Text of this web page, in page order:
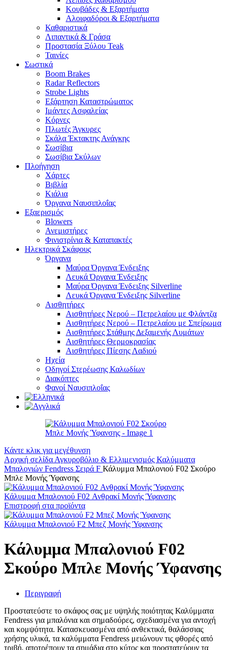
Κουβάδες & Εξαρτήματα
Αλοιφαδόροι & Εξαρτήματα
Καθαριστικά
Λιπαντικά & Γράσα
Προστασία Ξύλου Teak
Ταινίες
Σωστικά
Boom Brakes
Radar Reflectors
Strobe Lights
Εξάρτηση Καταστρώματος
Ιμάντες Ασφαλείας
Κόρνες
Πλωτές Άγκυρες
Σκάλα Έκτακτης Ανάγκης
Σωσίβια
Σωσίβια Σκύλων
Πλοήγηση
Χάρτες
Βιβλία
Κιάλια
Όργανα Ναυσιπλοΐας
Εξαερισμός
Blowers
Ανεμιστήρες
Φινιστρίνια & Καταπακτές
Ηλεκτρικά Σκάφους
Όργανα
Μαύρα Όργανα Ένδειξης
Λευκά Όργανα Ένδειξης
Μαύρα Όργανα Ένδειξης Silverline
Λευκά Όργανα Ένδειξης Silverline
Αισθητήρες
Αισθητήρες Νερού – Πετρελαίου με Φλάντζα
Αισθητήρες Νερού – Πετρελαίου με Σπείρωμα
Αισθητήρες Στάθμης Δεξαμενής Λυμάτων
Αισθητήρες Θερμοκρασίας
Αισθητήρες Πίεσης Λαδιού
Ηχεία
Οδηγοί Στερέωσης Καλωδίων
Διακόπτες
Φανοί Ναυσιπλοΐας
Κάντε κλικ για μεγέθυνση
Αρχική σελίδα Αγκυροβόλιο & Ελλιμενισμός Καλύμματα
Μπαλονιών Fendress Σειρά F Κάλυμμα Μπαλονιού F02 Σκούρο
Μπλε Μονής Ύφανσης
Κάλυμμα Μπαλονιού F02 Ανθρακί Μονής Ύφανσης
Επιστροφή στα προϊόντα
Κάλυμμα Μπαλονιού F2 Μπεζ Μονής Ύφανσης
Κάλυμμα Μπαλονιού F02
Σκούρο Μπλε Μονής Ύφανσης
Περιγραφή
Προστατεύστε το σκάφος σας με υψηλής ποιότητας Καλύμματα
Fendress για μπαλόνια και σημαδούρες, σχεδιασμένα για αντοχή
και κομψότητα. Κατασκευασμένα από ανθεκτικά, θαλάσσιας
χρήσης υλικά, τα καλύμματα Fendress μειώνουν τις φθορές από
τριβή, αποτρέπουν τα σημάδια στο κύτος και προστατεύουν τα